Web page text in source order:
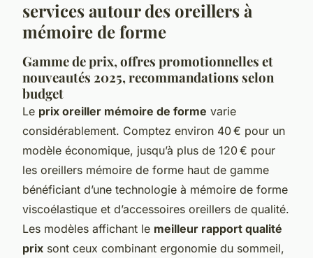
services autour des oreillers à
mémoire de forme
Gamme de prix, offres promotionnelles et
nouveautés 2025, recommandations selon
budget
Le prix oreiller mémoire de forme varie
considérablement. Comptez environ 40 € pour un
modèle économique, jusqu’à plus de 120 € pour
les oreillers mémoire de forme haut de gamme
bénéficiant d’une technologie à mémoire de forme
viscoélastique et d’accessoires oreillers de qualité.
Les modèles affichant le meilleur rapport qualité
prix sont ceux combinant ergonomie du sommeil,